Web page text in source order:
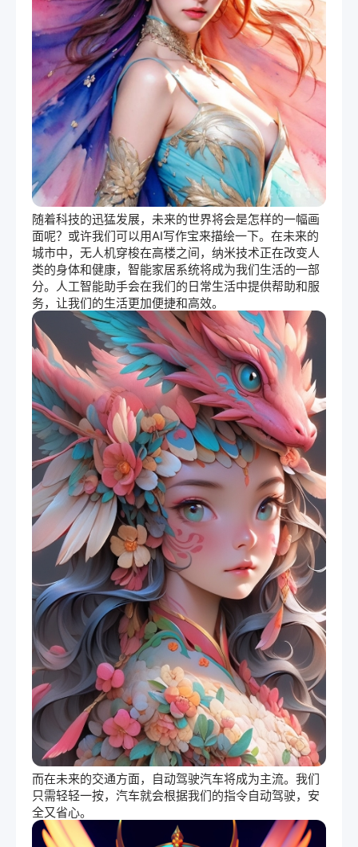
随着科技的迅猛发展，未来的世界将会是怎样的一幅画
面呢？或许我们可以用AI写作宝来描绘一下。在未来的
城市中，无人机穿梭在高楼之间，纳米技术正在改变人
类的身体和健康，智能家居系统将成为我们生活的一部
分。人工智能助手会在我们的日常生活中提供帮助和服
务，让我们的生活更加便捷和高效。
而在未来的交通方面，自动驾驶汽车将成为主流。我们
只需轻轻一按，汽车就会根据我们的指令自动驾驶，安
全又省心。